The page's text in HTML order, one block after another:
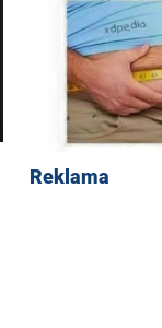
Reklama